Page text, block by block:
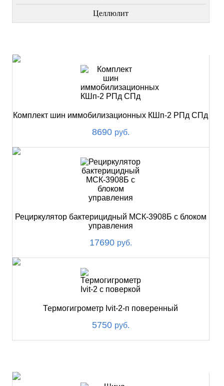
Целлюлит
Комплект шин иммобилизационных КШп-2 РПд СПд
8690 руб.
Рециркулятор бактерицидный МСК-3908Б с блоком
управления
17690 руб.
Термогигрометр Ivit-2-п поверенный
5750 руб.